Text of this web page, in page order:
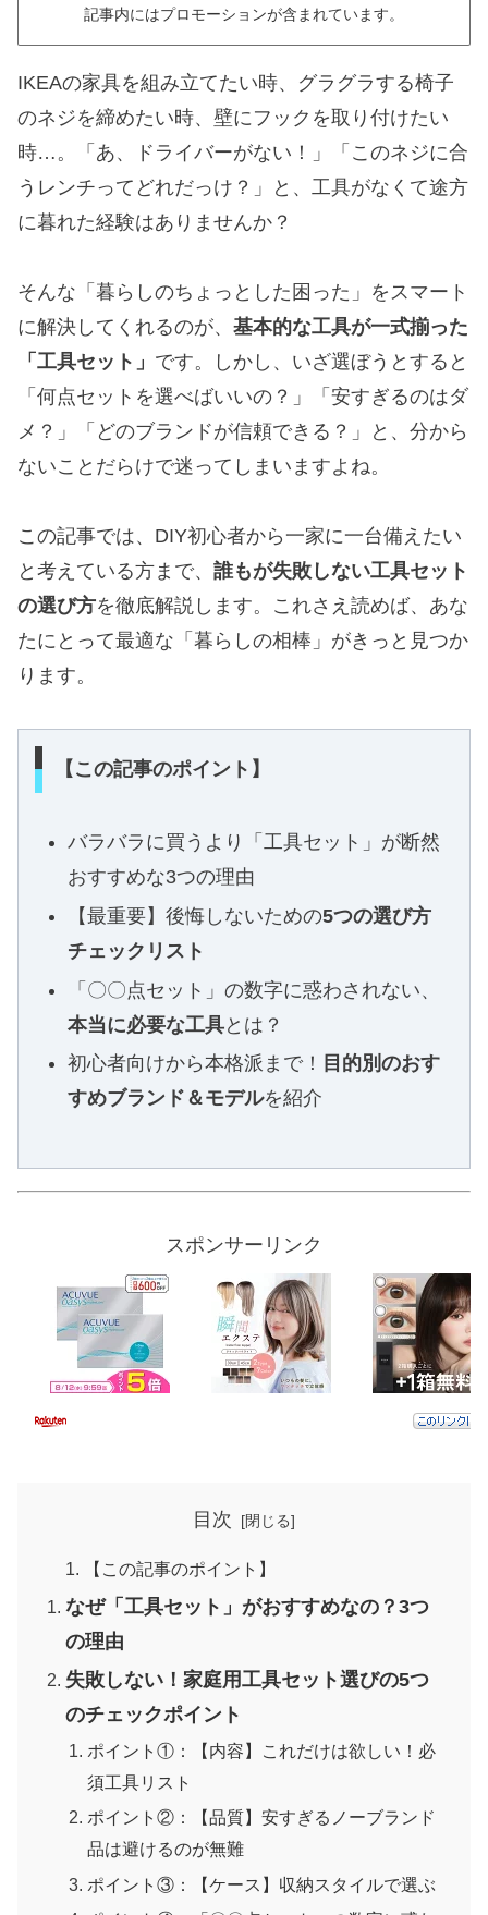
記事内にはプロモーションが含まれています。
IKEAの家具を組み立てたい時、グラグラする椅子
のネジを締めたい時、壁にフックを取り付けたい
時…。「あ、ドライバーがない！」「このネジに合
うレンチってどれだっけ？」と、工具がなくて途方
に暮れた経験はありませんか？
そんな「暮らしのちょっとした困った」をスマート
に解決してくれるのが、 基本的な工具が一式揃った
「工具セット」 です。しかし、いざ選ぼうとすると
「何点セットを選べばいいの？」「安すぎるのはダ
メ？」「どのブランドが信頼できる？」と、分から
ないことだらけで迷ってしまいますよね。
この記事では、DIY初心者から一家に一台備えたい
と考えている方まで、 誰もが失敗しない工具セット
の選び方を徹底解説します。これさえ読めば、あな
たにとって最適な「暮らしの相棒」がきっと見つか
ります。
【この記事のポイント】
バラバラに買うより「工具セット」が断然
おすすめな3つの理由
【最重要】後悔しないための5つの選び方
チェックリスト
「〇〇点セット」の数字に惑わされない、
本当に必要な工具とは？
初心者向けから本格派まで！ 目的別のおす
すめブランド＆モデルを紹介
スポンサーリンク
目次
【この記事のポイント】
なぜ「工具セット」がおすすめなの？3つ
の理由
失敗しない！家庭用工具セット選びの5つ
のチェックポイント
ポイント①：【内容】これだけは欲しい！必
須工具リスト
ポイント②：【品質】安すぎるノーブランド
品は避けるのが無難
ポイント③：【ケース】収納スタイルで選ぶ